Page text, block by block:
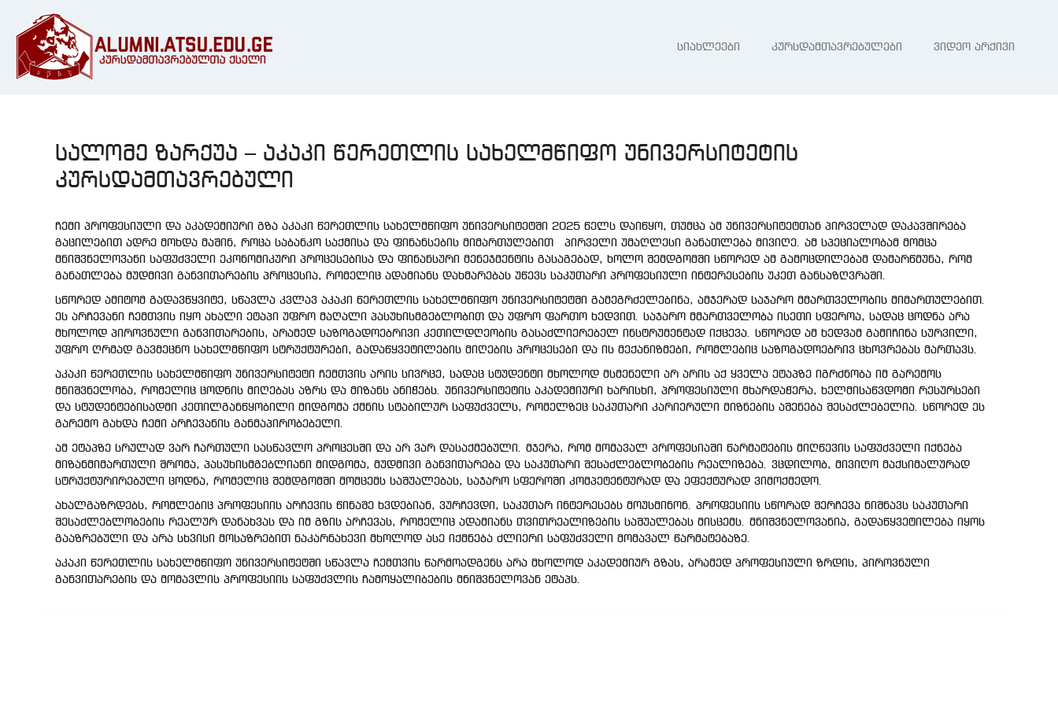
სიახლეები კურსდამთავრებულები ვიდეო არქივი
სალომე ზარქუა – აკაკი წერეთლის სახელმწიფო უნივერსიტეტის
კურსდამთავრებული
ჩემი პროფესიული და აკადემიური გზა აკაკი წერეთლის სახელმწიფო უნივერსიტეტში 2025 წელს დაიწყო, თუმცა ამ უნივერსიტეტთან პირველად დაკავშირება
გაცილებით ადრე მოხდა მაშინ, როცა საბანკო საქმისა და ფინანსების მიმართულებით პირველი უმაღლესი განათლება მივიღე. ამ სპეციალობამ მომცა
მნიშვნელოვანი საფუძველი ეკონომიკური პროცესებისა და ფინანსური მენეჯმენტის გასაგებად, ხოლო შემდგომში სწორედ ამ გამოცდილებამ დამარწმუნა, რომ
განათლება მუდმივი განვითარების პროცესია, რომელიც ადამიანს დახმარებას უწევს საკუთარი პროფესიული ინტერესების უკეთ განსაზღვრაში.
სწორედ ამიტომ გადავწყვიტე, სწავლა კვლავ აკაკი წერეთლის სახელმწიფო უნივერსიტეტში გამეგრძელებინა, ამჯერად საჯარო მმართველობის მიმართულებით.
ეს არჩევანი ჩემთვის იყო ახალი ეტაპი უფრო მაღალი პასუხისმგებლობით და უფრო ფართო ხედვით. საჯარო მმართველობა ისეთი სფეროა, სადაც ცოდნა არა
მხოლოდ პიროვნული განვითარების, არამედ საზოგადოებრივი კეთილდღეობის გასაძლიერებელ ინსტრუმენტად იქცევა. სწორედ ამ ხედვამ გამიჩინა სურვილი,
უფრო ღრმად გავმეცნო სახელმწიფო სტრუქტურები, გადაწყვეტილების მიღების პროცესები და ის მექანიზმები, რომლებიც საზოგადოებრივ ცხოვრებას მართავს.
აკაკი წერეთლის სახელმწიფო უნივერსიტეტი ჩემთვის არის სივრცე, სადაც სტუდენტი მხოლოდ მსმენელი არ არის აქ ყველა ეტაპზე იგრძნობა იმ გარემოს
მნიშვნელობა, რომელიც ცოდნის მიღებას აზრს და მიზანს ანიჭებს. უნივერსიტეტის აკადემიური ხარისხი, პროფესიული მხარდაჭერა, ხელმისაწვდომი რესურსები
და სტუდენტებისადმი კეთილგანწყობილი მიდგომა ქმნის სტაბილურ საფუძველს, რომელზეც საკუთარი კარიერული მიზნების აშენება შესაძლებელია. სწორედ ეს
გარემო გახდა ჩემი არჩევანის განმაპირობებელი.
ამ ეტაპზე სრულად ვარ ჩართული სასწავლო პროცესში და არ ვარ დასაქმებული. მჯერა, რომ მომავალ პროფესიაში წარმატების მიღწევის საფუძველი იქნება
მიზანმიმართული შრომა, პასუხისმგებლიანი მიდგომა, მუდმივი განვითარება და საკუთარი შესაძლებლობების რეალიზება. ვცდილობ, მივიღო მაქსიმალურად
სტრუქტურირებული ცოდნა, რომელიც შემდგომში მომცემს საშუალებას, საჯარო სფეროში კომპეტენტურად და ეფექტურად ვიმოქმედო.
ახალგაზრდებს, რომლებიც პროფესიის არჩევის წინაშე ხვდებიან, ვურჩევდი, საკუთარ ინტერესებს მოუსმინონ. პროფესიის სწორად შერჩევა ნიშნავს საკუთარი
შესაძლებლობების რეალურ დანახვას და იმ გზის არჩევას, რომელიც ადამიანს თვითრეალიზების საშუალებას მისცემს. მნიშვნელოვანია, გადაწყვეტილება იყოს
გააზრებული და არა სხვისი მოსაზრებით ნაკარნახევი მხოლოდ ასე იქმნება ძლიერი საფუძველი მომავალ წარმატებაზე.
აკაკი წერეთლის სახელმწიფო უნივერსიტეტში სწავლა ჩემთვის წარმოადგენს არა მხოლოდ აკადემიურ გზას, არამედ პროფესიული ზრდის, პიროვნული
განვითარების და მომავლის პროფესიის საფუძვლის ჩამოყალიბების მნიშვნელოვან ეტაპს.